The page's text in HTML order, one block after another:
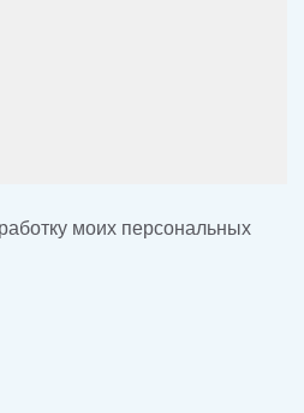
моих персональных